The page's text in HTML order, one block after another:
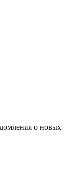
о новых